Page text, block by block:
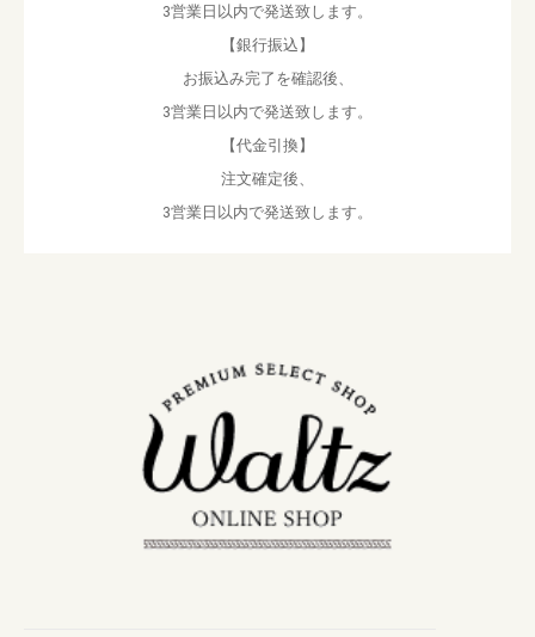
3営業日以内で発送致します。
【銀行振込】
お振込み完了を確認後、
3営業日以内で発送致します。
【代金引換】
注文確定後、
3営業日以内で発送致します。